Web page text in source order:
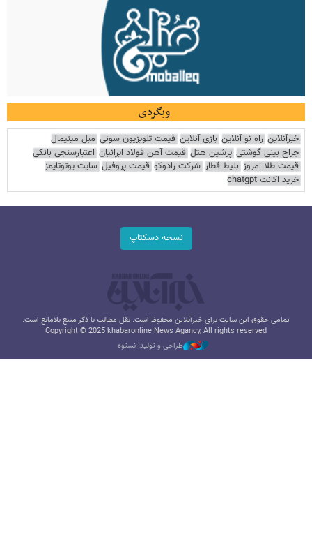
وبگردی
خبرآنلاین راه نو آنلاین بازی آنلاین قیمت تلویزیون سونی مبل مینیمال
جراح بینی گوشتی پرشین هتل قیمت آهن فولاد ایرانیان اعتبارسنجی بانکی
قیمت طلا امروز بلیط قطار شرکت رادوکو قیمت پروفیل سایت یوتوتایمز
خرید اکانت chatgpt
نسخه دسکتاپ
تمامی حقوق این سایت برای خبرآنلاین محفوظ است. نقل مطالب با ذکر منبع بلامانع است.
Copyright © 2025 khabaronline News Agancy, All rights reserved
طراحی و تولید: نستوه